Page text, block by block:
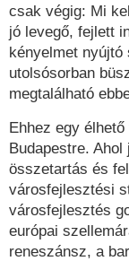
csak végig: Mi
jó levegő, fejlett
kényelmet
utolsósorban
megtalálható
Ehhez egy
Budapestre.
összetartás és
városfejlesztési
városfejlesztés
európai
reneszánsz, a